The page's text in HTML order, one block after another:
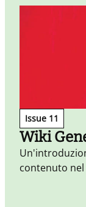
condivisione,
Issue 11
Wiki
contenuto nel